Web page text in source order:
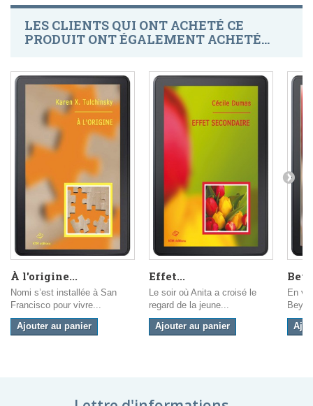
LES CLIENTS QUI ONT ACHETÉ CE
PRODUIT ONT ÉGALEMENT ACHETÉ...
À l'origine...
Nomi s’est installée à San
Francisco pour vivre...
Ajouter au panier
Effet...
Le soir où Anita a croisé le
regard de la jeune...
Ajouter au panier
En